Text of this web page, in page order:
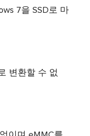
7을 SSD로 마
변환할 수 없